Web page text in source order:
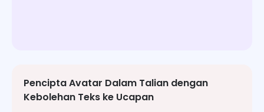
Pencipta Avatar Dalam Talian dengan
Kebolehan Teks ke Ucapan